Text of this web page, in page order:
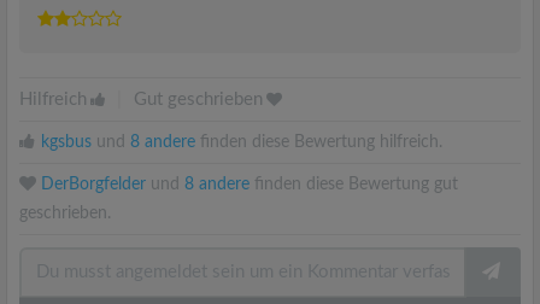
Hilfreich Gut geschrieben
kgsbus und 8 andere finden diese Bewertung hilfreich.
DerBorgfelder und 8 andere finden diese Bewertung gut
geschrieben.